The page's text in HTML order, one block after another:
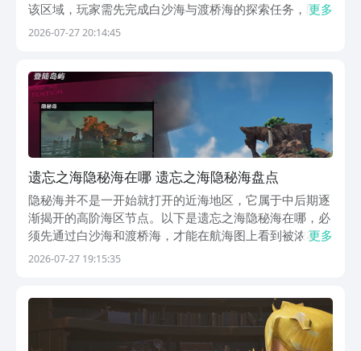
该区域，玩家需先完成白沙海与渡桥海的探索任务，随后
航海图上才会显现被浓雾覆盖的第三片海域轮廓。进入隐
更多
2026-07-27 20:14:45
遗忘之海隐秘海在哪 遗忘之海隐秘海盘点
隐秘海并不是一开始就打开的近海地区，它属于中后期逐
渐揭开的高阶海区节点。以下是遗忘之海隐秘海在哪，必
须先通过白沙海和渡桥海，才能在航海图上看到被浓雾遮
挡的第三海域轮廓。玩家可以到九游下载游戏，它是手游
更多
2026-07-27 19:15:35